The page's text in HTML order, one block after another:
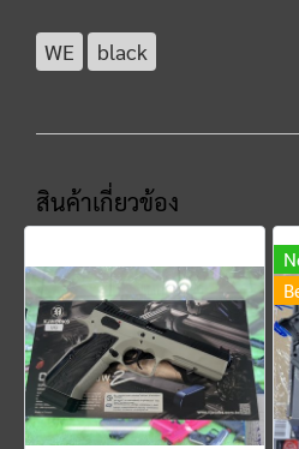
WE black
สินค้าเกี่ยวข้อง